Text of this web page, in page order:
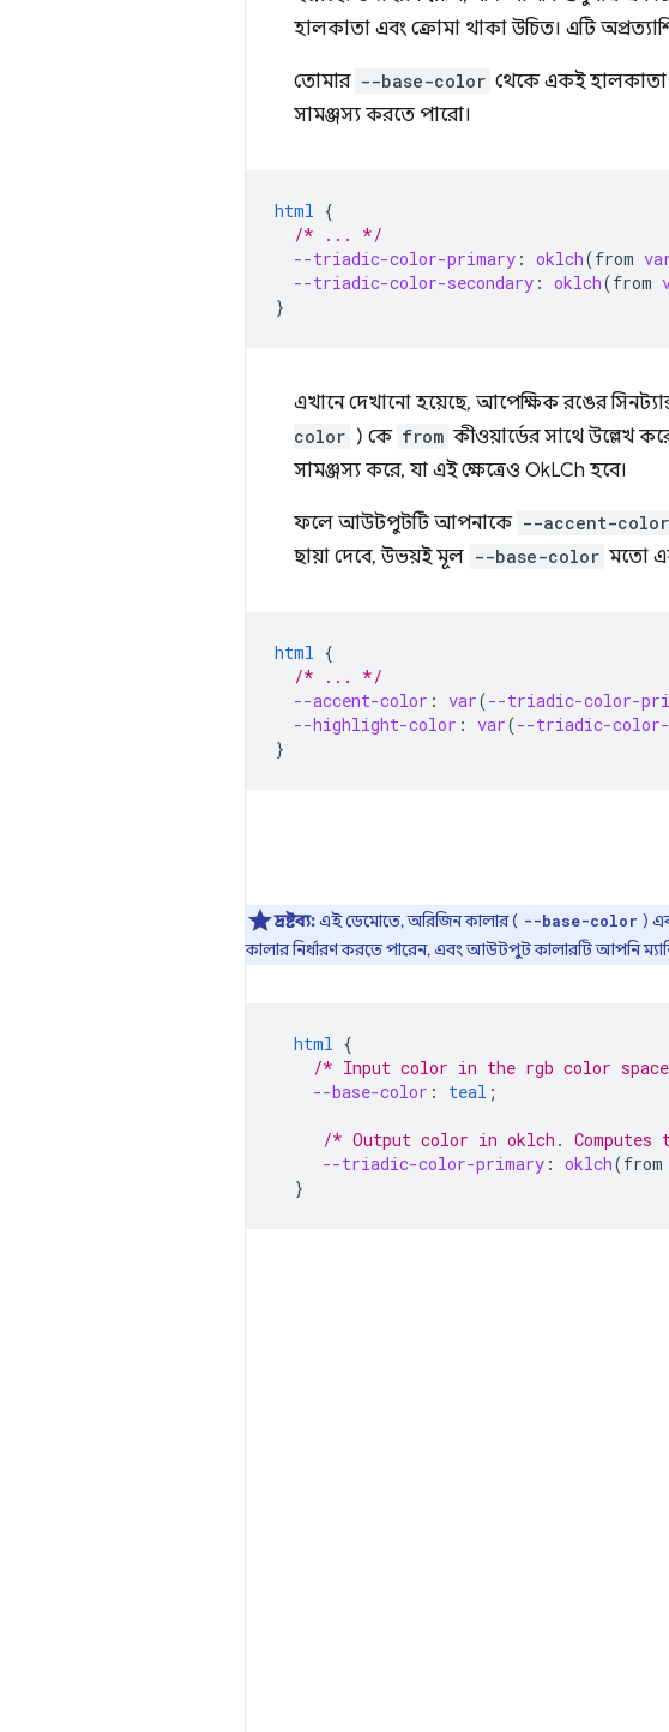
হালকাতা এবং ক্রোমা থাকা উচিত। এটি
তোমার --base-color থেকে একই হালকাতা
সামঞ্জস্য করতে পারো।
html {
/* ... */
--triadic-color-primary : oklch(from
--triadic-color-secondary : oklch(from
}
এখানে দেখানো হয়েছে, আপেক্ষিক রঙের
color ) কে from কীওয়ার্ডের সাথে উল্লেখ
সামঞ্জস্য করে, যা এই ক্ষেত্রেও OkLCh হবে।
ফলে আউটপুটটি আপনাকে --accent-color
ছায়া দেবে, উভয়ই মূল --base-color মতো
html {
/* ... */
--accent-color : var(--triadic-color-
--highlight-color : var(--triadic-color-
}
দ্রষ্টব্য:এই ডেমোতে, অরিজিন কালার ( --base-color )
কালার নির্ধারণ করতে পারেন, এবং আউটপুট কালারটি আপনি
html {
/* Input color in the rgb color
--base-color : teal ;
/* Output color in oklch. Computes
--triadic-color-primary : oklch(from
}